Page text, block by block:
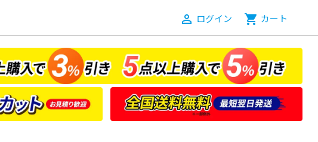
person_outline ログイン shopping_cart カート